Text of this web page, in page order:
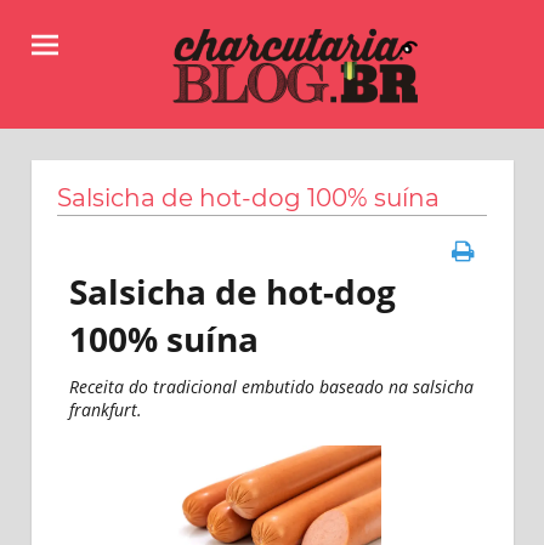
informações
fazer
linguiças,
salames,
e
muitos
Salsicha de hot-dog 100% suína
Salsicha de hot-dog
100% suína
Receita do tradicional embutido baseado na salsicha
frankfurt.